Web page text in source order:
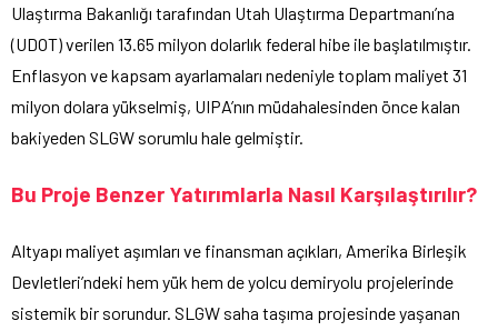
Ulaştırma Bakanlığı tarafından Utah Ulaştırma Departmanı’na
(UDOT) verilen 13.65 milyon dolarlık federal hibe ile başlatılmıştır.
Enflasyon ve kapsam ayarlamaları nedeniyle toplam maliyet 31
milyon dolara yükselmiş, UIPA’nın müdahalesinden önce kalan
bakiyeden SLGW sorumlu hale gelmiştir.
Bu Proje Benzer Yatırımlarla Nasıl Karşılaştırılır?
Altyapı maliyet aşımları ve finansman açıkları, Amerika Birleşik
Devletleri’ndeki hem yük hem de yolcu demiryolu projelerinde
sistemik bir sorundur. SLGW saha taşıma projesinde yaşanan